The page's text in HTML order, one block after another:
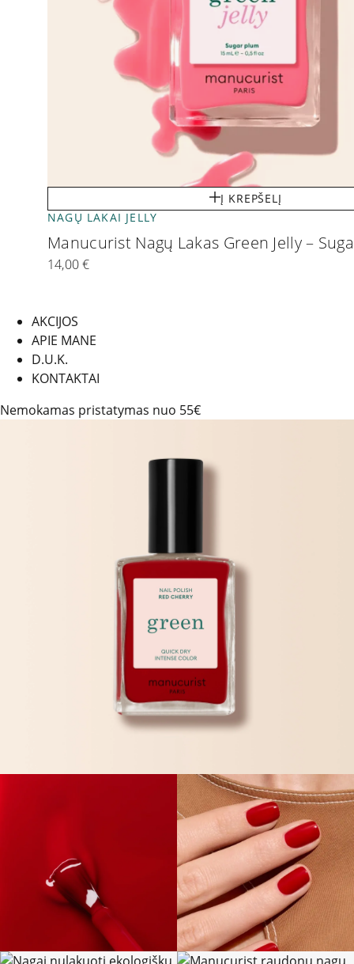
Į KREPŠELĮ
NAGŲ LAKAI JELLY
Manucurist Nagų Lakas Green Jelly –
14,00€
AKCIJOS
APIE MANE
D.U.K.
KONTAKTAI
Nemokamas pristatymas nuo 55€